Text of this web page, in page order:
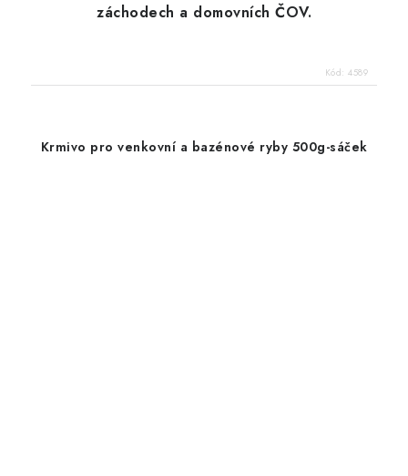
záchodech a domovních ČOV.
Kód: 4589
Krmivo pro venkovní a bazénové ryby 500g-sáček